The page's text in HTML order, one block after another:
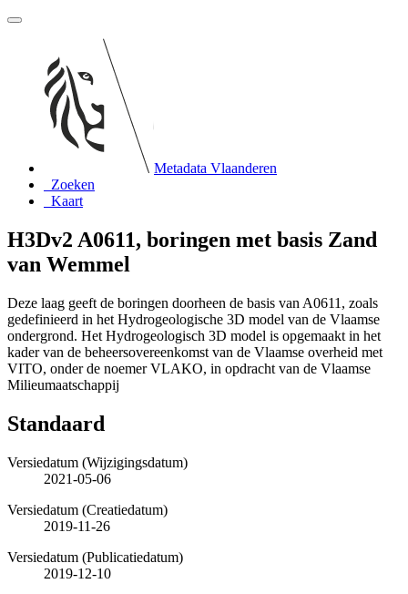
Metadata Vlaanderen
Zoeken
Kaart
H3Dv2 A0611, boringen met basis Zand
van Wemmel
Deze laag geeft de boringen doorheen de basis van A0611, zoals
gedefinieerd in het Hydrogeologische 3D model van de Vlaamse
ondergrond. Het Hydrogeologisch 3D model is opgemaakt in het
kader van de beheersovereenkomst van de Vlaamse overheid met
VITO, onder de noemer VLAKO, in opdracht van de Vlaamse
Milieumaatschappij
Standaard
Versiedatum (Wijzigingsdatum)
2021-05-06
Versiedatum (Creatiedatum)
2019-11-26
Versiedatum (Publicatiedatum)
2019-12-10